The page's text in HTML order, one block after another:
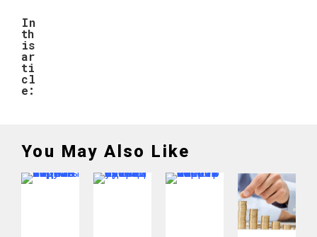
In
th
is
ar
ti
cl
e:
You May Also Like